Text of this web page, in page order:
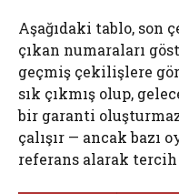
Aşağıdaki tablo, son
çıkan numaraları
geçmiş çekilişlere
sık çıkmış olup,
bir garanti
çalışır — ancak bazı
referans alarak tercih